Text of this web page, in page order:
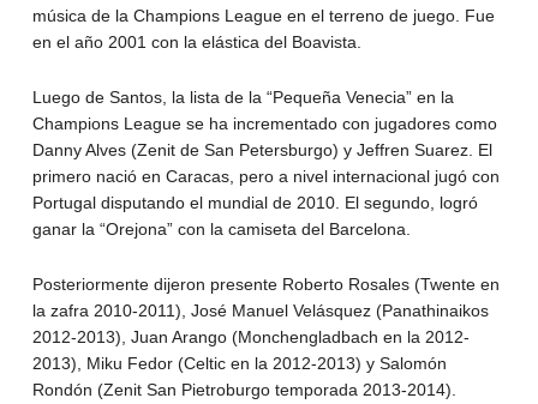
música de la Champions League en el terreno de juego. Fue
en el año 2001 con la elástica del Boavista.
Luego de Santos, la lista de la “Pequeña Venecia” en la
Champions League se ha incrementado con jugadores como
Danny Alves (Zenit de San Petersburgo) y Jeffren Suarez. El
primero nació en Caracas, pero a nivel internacional jugó con
Portugal disputando el mundial de 2010. El segundo, logró
ganar la “Orejona” con la camiseta del Barcelona.
Posteriormente dijeron presente Roberto Rosales (Twente en
la zafra 2010-2011), José Manuel Velásquez (Panathinaikos
2012-2013), Juan Arango (Monchengladbach en la 2012-
2013), Miku Fedor (Celtic en la 2012-2013) y Salomón
Rondón (Zenit San Pietroburgo temporada 2013-2014).